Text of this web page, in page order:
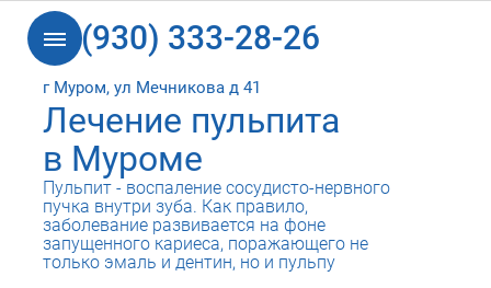
8 (930) 333-28-26
г Муром, ул Мечникова д 41
Лечение пульпита
в Муроме
Пульпит - воспаление сосудисто-нервного
пучка внутри зуба. Как правило,
заболевание развивается на фоне
запущенного кариеса, поражающего не
только эмаль и дентин, но и пульпу